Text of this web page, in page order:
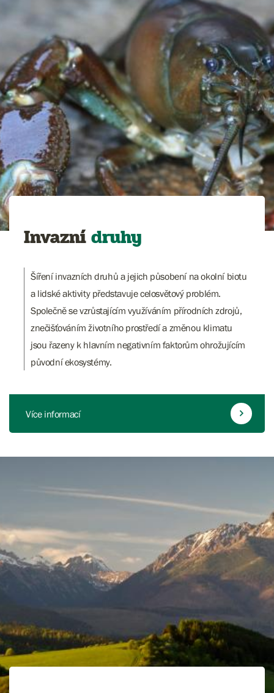
Invaznídruhy
Šíření invazních druhů a jejich působení na okolní biotu
a lidské aktivity představuje celosvětový problém.
Společně se vzrůstajícím využíváním přírodních zdrojů,
znečišťováním životního prostředí a změnou klimatu
jsou řazeny k hlavním negativním faktorům ohrožujícím
původní ekosystémy.
Více informací